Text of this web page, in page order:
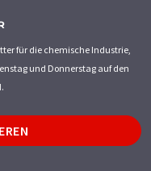
für die chemische Industrie,
und Donnerstag auf den